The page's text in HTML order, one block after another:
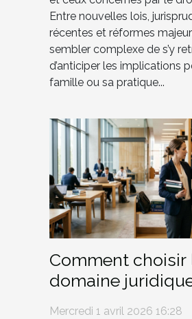
Entre nouvelles lois,
récentes et réformes
sembler complexe de s’y
d’anticiper les implications
famille ou sa pratique...
Comment choisir
domaine
votre situation ?
Mercredi 1 avril 2026 16:28